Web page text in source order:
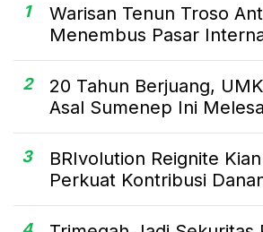
1
Warisan Tenun Troso
Menembus Pasar
2
20 Tahun Berjuang,
Asal Sumenep Ini
3
BRIvolution Reignite
Perkuat Kontribusi